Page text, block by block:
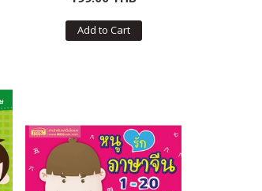
Add to Cart